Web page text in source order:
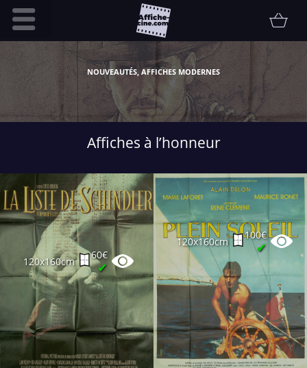
Accueil
Infos pratiques
Affiche
Promotions
FAQ
Communauté
Collectionneur
Vendu
Thématiques
Partenaires
Vendre
NOUVEAUTÉS, AFFICHES MODERNES
Affiches à l’honneur
120x160cm
60€
✔
120x160cm
100€
✔